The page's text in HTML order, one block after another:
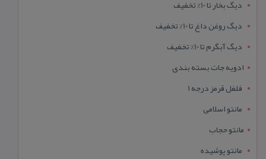
دیگ بخار تا 10% تخفیف
دیگ روغن داغ تا 10% تخفیف
دیگ آبگرم تا 10% تخفیف
ادویه جات بسته بندی
فلفل قرمز درجه 1
مانتو اسلامی
مانتو حجاب
مانتو پوشیده